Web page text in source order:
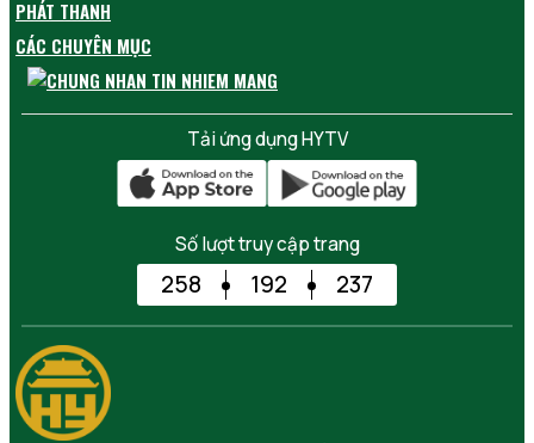
PHÁT THANH
CÁC CHUYÊN MỤC
Tải ứng dụng HYTV
Số lượt truy cập trang
258 192 237